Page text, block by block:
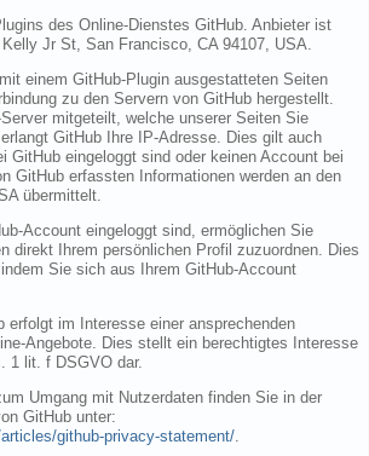
des Online-Dienstes GitHub. Anbieter ist
Jr St, San Francisco, CA 94107, USA.
einem GitHub-Plugin ausgestatteten Seiten
zu den Servern von GitHub hergestellt.
mitgeteilt, welche unserer Seiten Sie
GitHub Ihre IP-Adresse. Dies gilt auch
GitHub eingeloggt sind oder keinen Account bei
GitHub erfassten Informationen werden an den
übermittelt.
Account eingeloggt sind, ermöglichen Sie
direkt Ihrem persönlichen Profil zuzuordnen. Dies
Sie sich aus Ihrem GitHub-Account
erfolgt im Interesse einer ansprechenden
Angebote. Dies stellt ein berechtigtes Interesse
1 lit. f DSGVO dar.
Umgang mit Nutzerdaten finden Sie in der
GitHub unter:
github-privacy-statement/